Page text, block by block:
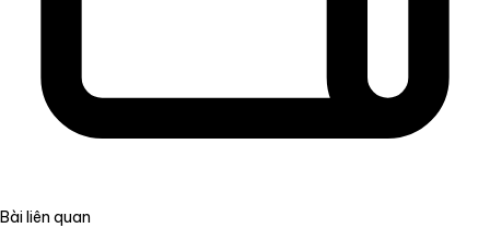
Bài liên quan